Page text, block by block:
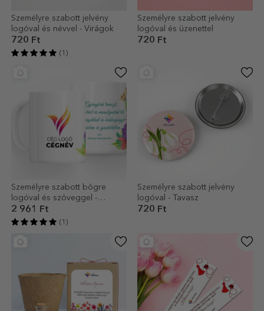
Személyre szabott jelvény
logóval és névvel - Virágok
720 Ft
(1)
Személyre szabott jelvény
logóval és üzenettel
720 Ft
Személyre szabott bögre
logóval és szöveggel -
Tavaszi virágok
2 961 Ft
(1)
Személyre szabott jelvény
logóval - Tavasz
720 Ft